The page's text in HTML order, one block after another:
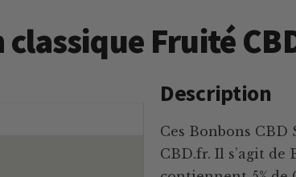
Fruité
Description
Ces Bonbons
CBD.fr. Il s’agit de